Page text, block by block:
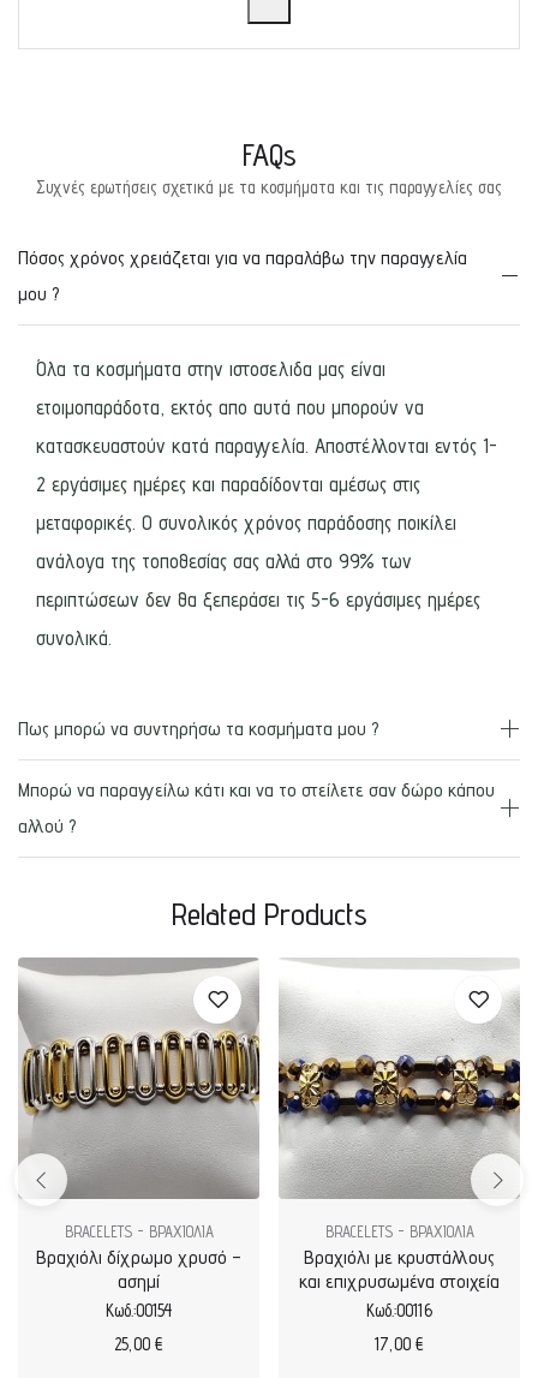
FAQs
Συχνές ερωτήσεις σχετικά με τα κοσμήματα και τις παραγγελίες σας
Πόσος χρόνος χρειάζεται για να παραλάβω την παραγγελία
μου ?
Όλα τα κοσμήματα στην ιστοσελιδα μας είναι
ετοιμοπαράδοτα, εκτός απο αυτά που μπορούν να
κατασκευαστούν κατά παραγγελία. Αποστέλλονται εντός 1-
2 εργάσιμες ημέρες και παραδίδονται αμέσως στις
μεταφορικές. Ο συνολικός χρόνος παράδοσης ποικίλει
ανάλογα της τοποθεσίας σας αλλά στο 99% των
περιπτώσεων δεν θα ξεπεράσει τις 5-6 εργάσιμες ημέρες
συνολικά.
Πως μπορώ να συντηρήσω τα κοσμήματα μου ?
Μπορώ να παραγγείλω κάτι και να το στείλετε σαν δώρο κάπου
αλλού ?
Related Products
BRACELETS - ΒΡΑΧΙΟΛΙΑ
Βραχιόλι δίχρωμο χρυσό –
ασημί
Κωδ.:00154
25,00 €
BRACELETS - ΒΡΑΧΙΟΛΙΑ
Βραχιόλι με κρυστάλλους
και επιχρυσωμένα στοιχεία
Κωδ.:00116
17,00 €